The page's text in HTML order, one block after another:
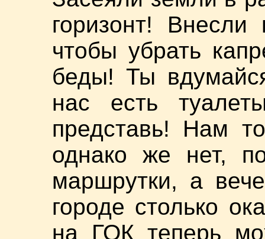
горизонт! Внесли
чтобы убрать
беды! Ты
нас есть
представь! Нам
однако же нет,
маршрутки, а
городе столько
на ГОК теперь